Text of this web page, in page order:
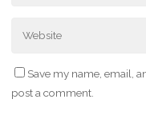
Save my name, email,
post a comment.